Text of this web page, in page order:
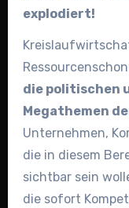
explodiert!
die politischen
Megathemen
Unternehmen,
die in diesem
sichtbar sein
die sofort